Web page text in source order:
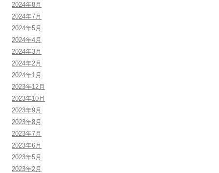
2024年8月
2024年7月
2024年5月
2024年4月
2024年3月
2024年2月
2024年1月
2023年12月
2023年10月
2023年9月
2023年8月
2023年7月
2023年6月
2023年5月
2023年2月